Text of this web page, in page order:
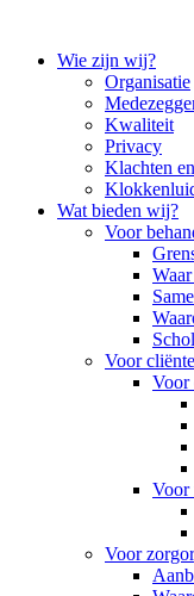
Wie zijn wij?
Organisatie
Kwaliteit
Privacy
Klachten
Wat bieden wij?
Voor
Voor
Voor
Voor
Voor